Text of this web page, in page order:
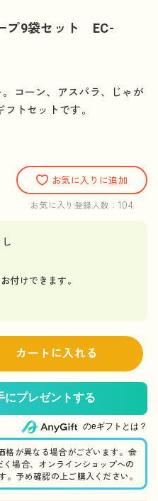
プ9袋セット EC-
コーン、アスパラ、じゃが
トセットです。
お気に入りに追加
お気に入り登録人数： 104
付けできます。
カートに入れる
のeギフトとは？
が異なる場合がございます。会
場合、オンラインショップへの
。予め確認の上ご購入ください。